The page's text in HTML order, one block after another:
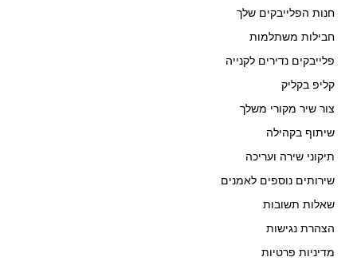
חנות הפלייבקים שלך
חבילות משתלמות
פלייבקים נדירים לקנייה
קליפ בקליק
צור שיר מקורי משלך
שיתוף בקהילה
תיקוני שירה ועריכה
שירותים נוספים לאמנים
שאלות תשובות
הצהרת נגישות
מדיניות פרטיות